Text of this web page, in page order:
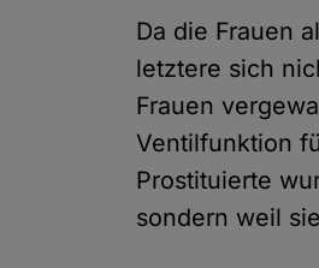
Da die Frauen
letztere sich
Frauen
Ventilfunktion
Prostituierte
sondern weil